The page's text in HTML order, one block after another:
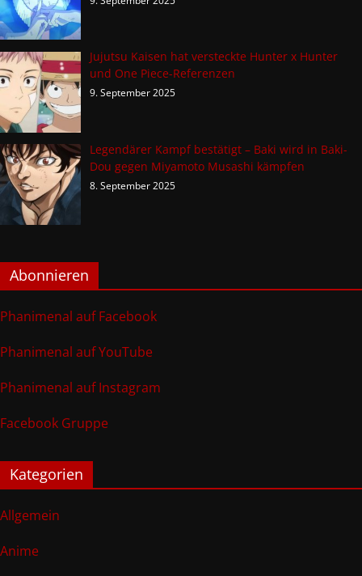
Jujutsu Kaisen hat versteckte Hunter x Hunter
und One Piece-Referenzen
9. September 2025
Legendärer Kampf bestätigt – Baki wird in Baki-
Dou gegen Miyamoto Musashi kämpfen
8. September 2025
Abonnieren
Phanimenal auf Facebook
Phanimenal auf YouTube
Phanimenal auf Instagram
Facebook Gruppe
Kategorien
Allgemein
Anime